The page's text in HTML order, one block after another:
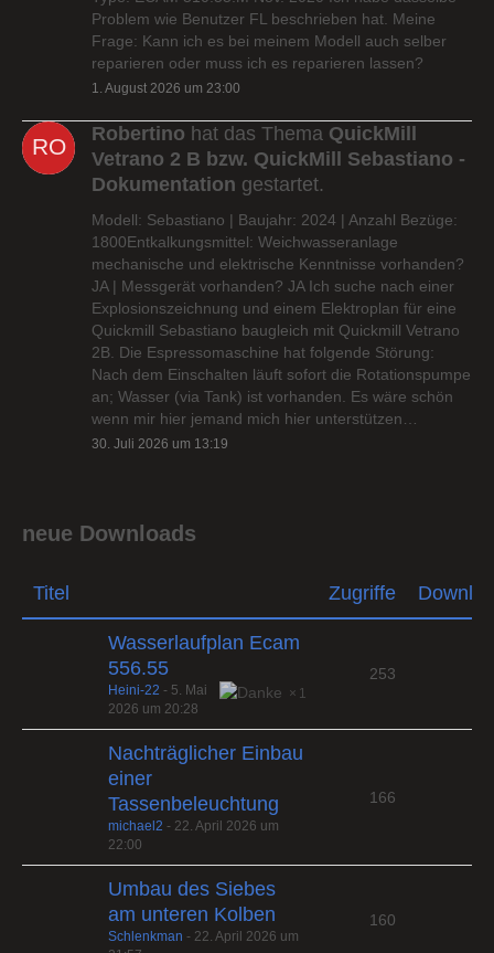
Problem wie Benutzer FL beschrieben hat. Meine
Frage: Kann ich es bei meinem Modell auch selber
reparieren oder muss ich es reparieren lassen?
1. August 2026 um 23:00
Robertino hat das Thema QuickMill
Vetrano 2 B bzw. QuickMill Sebastiano -
Dokumentation gestartet.
Modell: Sebastiano | Baujahr: 2024 | Anzahl Bezüge:
1800Entkalkungsmittel: Weichwasseranlage
mechanische und elektrische Kenntnisse vorhanden?
JA | Messgerät vorhanden? JA Ich suche nach einer
Explosionszeichnung und einem Elektroplan für eine
Quickmill Sebastiano baugleich mit Quickmill Vetrano
2B. Die Espressomaschine hat folgende Störung:
Nach dem Einschalten läuft sofort die Rotationspumpe
an; Wasser (via Tank) ist vorhanden. Es wäre schön
wenn mir hier jemand mich hier unterstützen…
30. Juli 2026 um 13:19
neue Downloads
Titel Zugriffe
Wasserlaufplan Ecam
556.55
1
Heini-22 - 5. Mai
2026 um 20:28
253
Nachträglicher Einbau
einer
Tassenbeleuchtung
michael2 - 22. April 2026 um
22:00
166
Umbau des Siebes
am unteren Kolben
Schlenkman - 22. April 2026 um
160